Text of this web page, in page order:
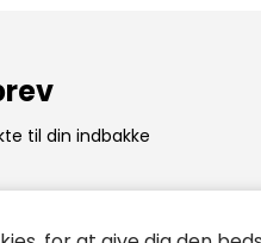
til din indbakke